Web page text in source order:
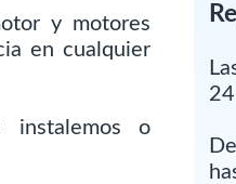
y motores
en cualquier
instalemos o